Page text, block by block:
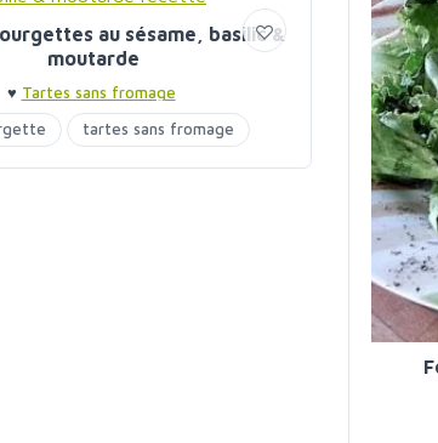
au sésame, basilic &
moutarde
♥ Tartes sans fromage
tartes sans fromage